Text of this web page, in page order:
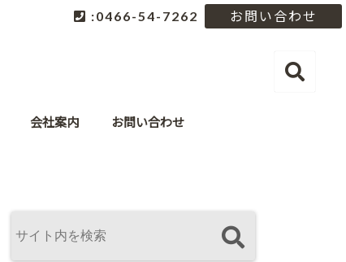
お問い合わせ
:0466-54-7262
会社案内 お問い合わせ